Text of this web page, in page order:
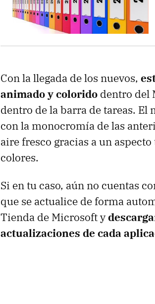
Con la llegada de los nuevos,
animado y colorido dentro del
dentro de la barra de tareas.
con la monocromía de las
aire fresco gracias a un
colores.
Si en tu caso, aún no cuentas
que se actualice de forma
Tienda de Microsoft y
actualizaciones de cada